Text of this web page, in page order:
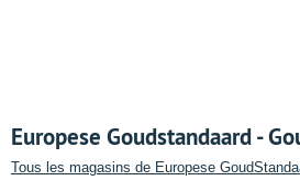
Europese Goudstandaard -
Tous les magasins de Europese